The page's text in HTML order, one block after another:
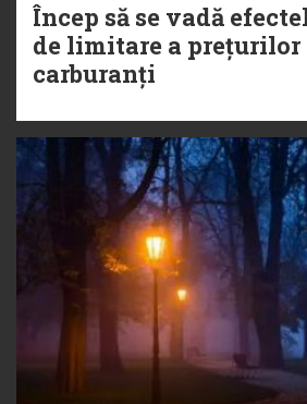
Încep să se vadă
de limitare a prețurilor
carburanți